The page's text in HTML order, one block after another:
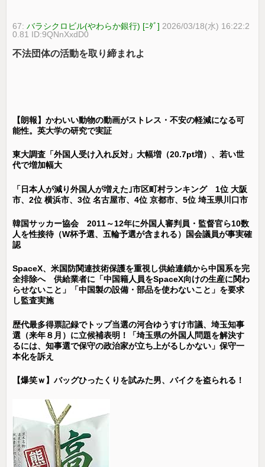
67:バラシクロビル(やわらか銀行) [ﾆﾀﾞ] 2026/03/18(水) 16:22:2
0.81 ID:9QNnXxdD0
不法団体の活動を取り締まれよ
【朗報】かわいい動物の動画がストレス・不安の軽減になる可
能性。英大学の研究で実証
東大調査「外国人受け入れ反対」大幅増（20.7pt増）、若い世
代で増加幅大
「日本人が減り外国人が増えた｣市区町村ランキング 1位 大阪
市、2位 横浜市、3位 名古屋市、4位 京都市、5位 埼玉県川口市
韓国サッカー協会 2011～12年に外国人審判員・監督官ら10数
人を性接待（W杯予選、五輪予選が含まれる）国会議員が事実確
認
SpaceX、米国防関連技術保護を重視し供給連鎖から中国系を完
全排除へ 供給業者に「中国籍人員をSpaceX向けの生産に関わ
らせないこと」「中国製の設備・部品を使わないこと」を要求
し監査実施
歴代最多得票記録でトップ当選の河合ゆうすけ市議、埼玉知事
選（来年８月）に立候補表明！「埼玉県の外国人問題を解決す
るには、知事選で保守の政治家が立ち上がるしかない」保守一
本化を訴え
【爆笑ｗ】バッグひったくりを試みた男、バイクを盗られる！